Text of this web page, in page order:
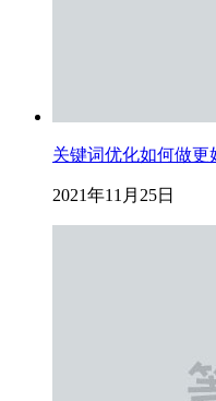
关键词优化如何做
2021年11月25日